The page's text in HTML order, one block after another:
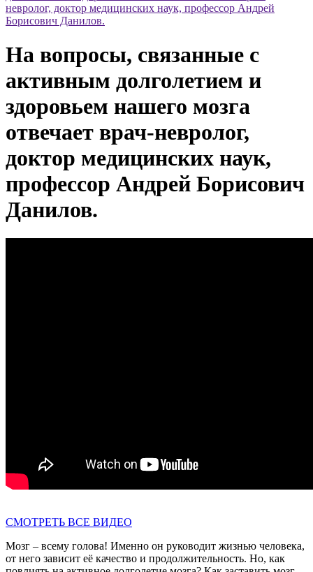
невролог, доктор медицинских наук, профессор Андрей
Борисович Данилов.
На вопросы, связанные с
активным долголетием и
здоровьем нашего мозга
отвечает врач-невролог,
доктор медицинских наук,
профессор Андрей Борисович
Данилов.
СМОТРЕТЬ ВСЕ ВИДЕО
Мозг – всему голова! Именно он руководит жизнью человека,
от него зависит её качество и продолжительность. Но, как